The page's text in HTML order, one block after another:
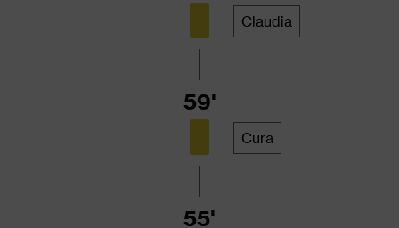
Claudia
Cura
59'
55'